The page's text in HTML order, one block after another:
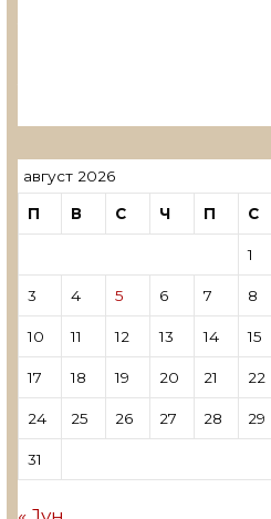
август 2026
П В С Ч П С
1
3 4 5 6 7 8
10 11 12 13 14 15
17 18 19 20 21 22
24 25 26 27 28 29
31